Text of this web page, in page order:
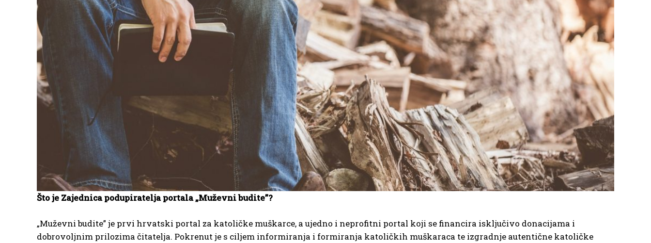
Što je Zajednica podupiratelja portala „Muževni budite”?
„Muževni budite” je prvi hrvatski portal za katoličke muškarce, a ujedno i neprofitni portal koji se financira isključivo donacijama i
dobrovoljnim prilozima čitatelja. Pokrenut je s ciljem informiranja i formiranja katoličkih muškaraca te izgradnje autentične katoličke